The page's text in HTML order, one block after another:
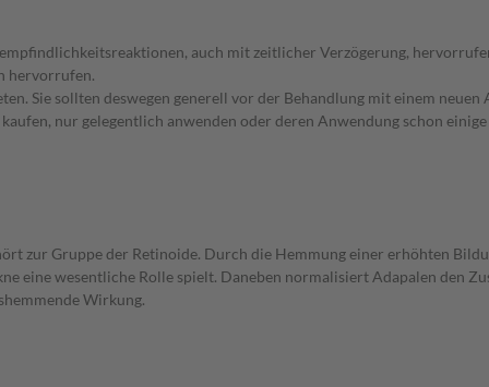
auch mit zeitlicher Verzögerung,
hervorrufen.
Sie sollten deswegen generell vor der Behandlung mit einem
nur gelegentlich anwenden oder deren Anwendung schon
zur Gruppe der Retinoide. Durch die Hemmung einer erhöhten
eine wesentliche Rolle spielt. Daneben normalisiert Adapalen den
Wirkung.